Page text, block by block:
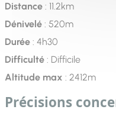
Distance: 11.2km
Dénivelé: 520m
Durée: 4h30
Difficulté: Difficile
Altitude max : 2412m
Précisions